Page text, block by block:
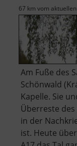
67 km vom
Am Fuße des
Schönwald
Kapelle. Sie
Überreste
in der
ist. Heute